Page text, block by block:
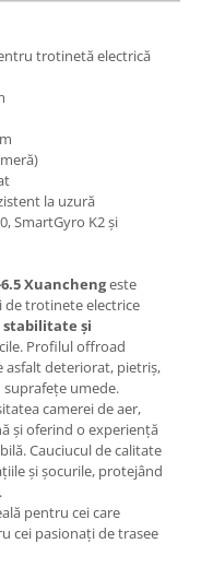
trotinetă electrică
la uzură
SmartGyro K2 și
Xuanchengeste
trotinete electrice
și
Profilul offroad
asfalt deteriorat, pietriș,
umede.
camerei de aer,
și oferind o experiență
Cauciucul de calitate
și șocurile, protejând
pentru cei care
cei pasionați de trasee